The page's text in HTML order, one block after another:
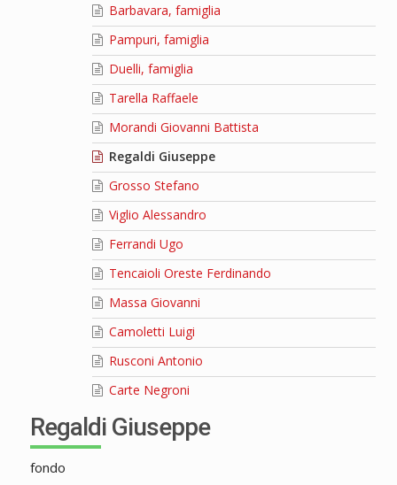
Barbavara, famiglia
Pampuri, famiglia
Duelli, famiglia
Tarella Raffaele
Morandi Giovanni Battista
Regaldi Giuseppe
Grosso Stefano
Viglio Alessandro
Ferrandi Ugo
Tencaioli Oreste Ferdinando
Massa Giovanni
Camoletti Luigi
Rusconi Antonio
Carte Negroni
Regaldi Giuseppe
fondo